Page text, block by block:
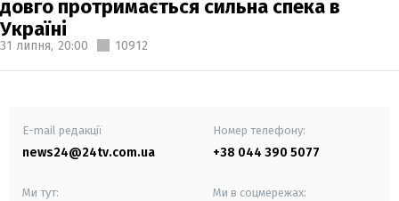
довго протримається сильна спека в
Україні
31 липня, 20:00 10912
E-mail редакції
news24@24tv.com.ua
Номер телефону:
+38 044 390 5077
Ми тут: Ми в соцмережах: